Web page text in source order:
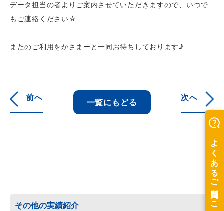
データ担当の者よりご案内させていただきますので、いつで
もご連絡ください☆
またのご利用をかさまーと一同お待ちしております♪
前へ 一覧にもどる 次へ
その他の実績紹介